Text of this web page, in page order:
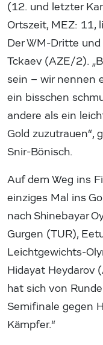
(12. und letzter
Ortszeit, MEZ: 11,
Der WM-Dritte
Tckaev (AZE/2).
sein – wir nennen
ein bisschen
andere als ein
Gold zuzutrauen“,
Snir-Bönisch.
Auf dem Weg ins
einziges Mal ins
nach Shinebayar
Gurgen (TUR),
Leichtgewichts-
Hidayat Heydarov
hat sich von
Semifinale gegen
Kämpfer.“